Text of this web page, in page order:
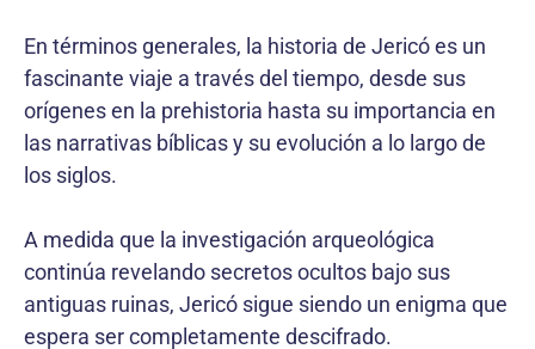
En términos generales, la historia de Jericó es un
fascinante viaje a través del tiempo, desde sus
orígenes en la prehistoria hasta su importancia en
las narrativas bíblicas y su evolución a lo largo de
los siglos.
A medida que la investigación arqueológica
continúa revelando secretos ocultos bajo sus
antiguas ruinas, Jericó sigue siendo un enigma que
espera ser completamente descifrado.